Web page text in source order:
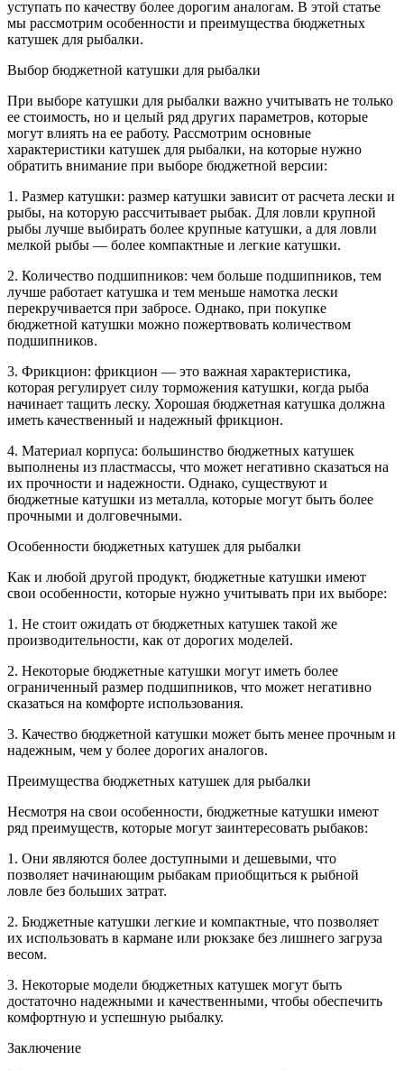
уступать по качеству более дорогим аналогам. В этой статье
мы рассмотрим особенности и преимущества бюджетных
катушек для рыбалки.
Выбор бюджетной катушки для рыбалки
При выборе катушки для рыбалки важно учитывать не только
ее стоимость, но и целый ряд других параметров, которые
могут влиять на ее работу. Рассмотрим основные
характеристики катушек для рыбалки, на которые нужно
обратить внимание при выборе бюджетной версии:
1. Размер катушки: размер катушки зависит от расчета лески и
рыбы, на которую рассчитывает рыбак. Для ловли крупной
рыбы лучше выбирать более крупные катушки, а для ловли
мелкой рыбы — более компактные и легкие катушки.
2. Количество подшипников: чем больше подшипников, тем
лучше работает катушка и тем меньше намотка лески
перекручивается при забросе. Однако, при покупке
бюджетной катушки можно пожертвовать количеством
подшипников.
3. Фрикцион: фрикцион — это важная характеристика,
которая регулирует силу торможения катушки, когда рыба
начинает тащить леску. Хорошая бюджетная катушка должна
иметь качественный и надежный фрикцион.
4. Материал корпуса: большинство бюджетных катушек
выполнены из пластмассы, что может негативно сказаться на
их прочности и надежности. Однако, существуют и
бюджетные катушки из металла, которые могут быть более
прочными и долговечными.
Особенности бюджетных катушек для рыбалки
Как и любой другой продукт, бюджетные катушки имеют
свои особенности, которые нужно учитывать при их выборе:
1. Не стоит ожидать от бюджетных катушек такой же
производительности, как от дорогих моделей.
2. Некоторые бюджетные катушки могут иметь более
ограниченный размер подшипников, что может негативно
сказаться на комфорте использования.
3. Качество бюджетной катушки может быть менее прочным и
надежным, чем у более дорогих аналогов.
Преимущества бюджетных катушек для рыбалки
Несмотря на свои особенности, бюджетные катушки имеют
ряд преимуществ, которые могут заинтересовать рыбаков:
1. Они являются более доступными и дешевыми, что
позволяет начинающим рыбакам приобщиться к рыбной
ловле без больших затрат.
2. Бюджетные катушки легкие и компактные, что позволяет
их использовать в кармане или рюкзаке без лишнего загруза
весом.
3. Некоторые модели бюджетных катушек могут быть
достаточно надежными и качественными, чтобы обеспечить
комфортную и успешную рыбалку.
Заключение